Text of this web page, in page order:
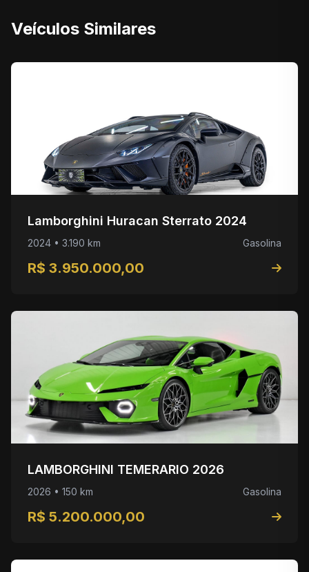
Veículos Similares
Lamborghini Huracan Sterrato 2024
2024 • 3.190 km Gasolina
R$ 3.950.000,00
LAMBORGHINI TEMERARIO 2026
2026 • 150 km Gasolina
R$ 5.200.000,00